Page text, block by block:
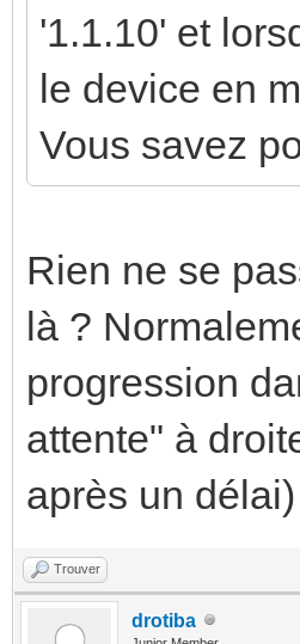
'1.1.10' et
le device en
Vous savez
Rien ne se
là ?
progression
attente" à
après un délai)
Trouver
drotiba